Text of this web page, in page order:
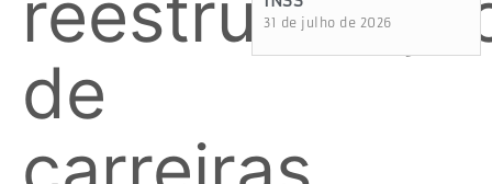
de
31 de julho de 2026